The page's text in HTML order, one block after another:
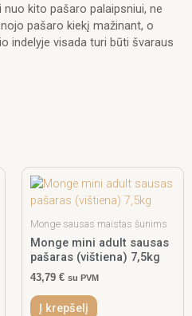
kito pašaro palaipsniui, ne
pašaro kiekį mažinant, o
indelyje visada turi būti švaraus
Monge sausas maistas šunims
Monge mini adult sausas
pašaras (vištiena) 7,5kg
43,79 € su PVM
Į krepšelį